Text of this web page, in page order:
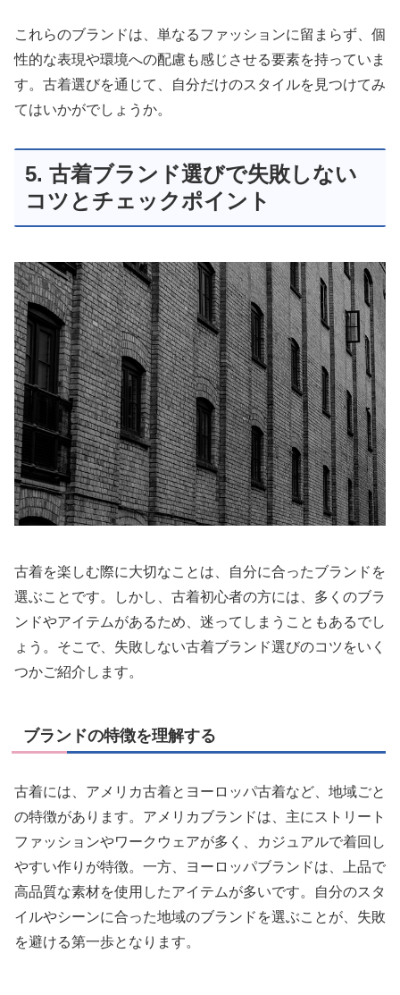
これらのブランドは、単なるファッションに留まらず、個
性的な表現や環境への配慮も感じさせる要素を持っていま
す。古着選びを通じて、自分だけのスタイルを見つけてみ
てはいかがでしょうか。
5. 古着ブランド選びで失敗しない
コツとチェックポイント
古着を楽しむ際に大切なことは、自分に合ったブランドを
選ぶことです。しかし、古着初心者の方には、多くのブラ
ンドやアイテムがあるため、迷ってしまうこともあるでし
ょう。そこで、失敗しない古着ブランド選びのコツをいく
つかご紹介します。
ブランドの特徴を理解する
古着には、アメリカ古着とヨーロッパ古着など、地域ごと
の特徴があります。アメリカブランドは、主にストリート
ファッションやワークウェアが多く、カジュアルで着回し
やすい作りが特徴。一方、ヨーロッパブランドは、上品で
高品質な素材を使用したアイテムが多いです。自分のスタ
イルやシーンに合った地域のブランドを選ぶことが、失敗
を避ける第一歩となります。